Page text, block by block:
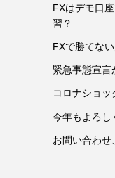
FXはデモ口
習？
FXで勝てな
緊急事態宣言
コロナショッ
今年もよろし
お問い合わせ